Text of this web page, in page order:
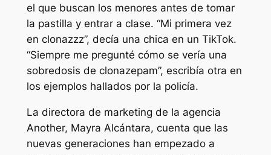
el que buscan los menores antes de tomar
la pastilla y entrar a clase. “Mi primera vez
en clonazzz”, decía una chica en un TikTok.
“Siempre me pregunté cómo se vería una
sobredosis de clonazepam”, escribía otra en
los ejemplos hallados por la policía.
La directora de marketing de la agencia
Another, Mayra Alcántara, cuenta que las
nuevas generaciones han empezado a